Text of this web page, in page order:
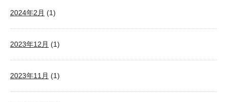
2024年2月 (1)
2023年12月 (1)
2023年11月 (1)